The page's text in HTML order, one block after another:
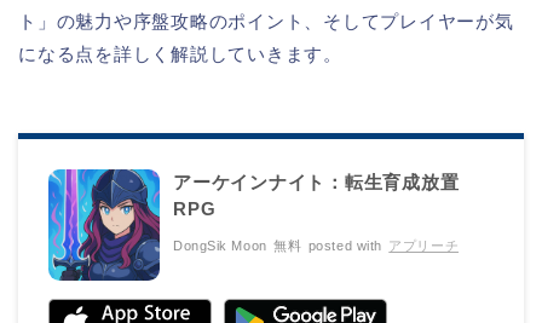
ト」の魅力や序盤攻略のポイント、そしてプレイヤーが気
になる点を詳しく解説していきます。
アーケインナイト：転生育成放置
RPG
DongSik Moon 無料 posted with アプリーチ